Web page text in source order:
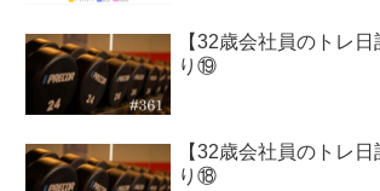
【32歳会社員のトレ
り⑲
【32歳会社員のトレ
り⑱